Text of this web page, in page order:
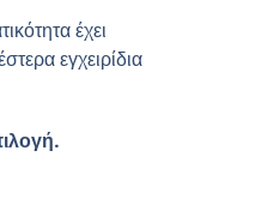
έχει
εγχειρίδια